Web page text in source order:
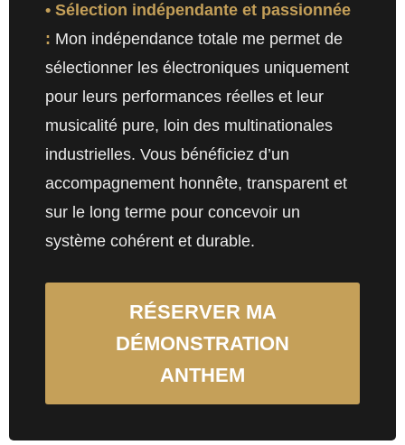
• Sélection indépendante et passionnée
: Mon indépendance totale me permet de
sélectionner les électroniques uniquement
pour leurs performances réelles et leur
musicalité pure, loin des multinationales
industrielles. Vous bénéficiez d’un
accompagnement honnête, transparent et
sur le long terme pour concevoir un
système cohérent et durable.
RÉSERVER MA
DÉMONSTRATION
ANTHEM